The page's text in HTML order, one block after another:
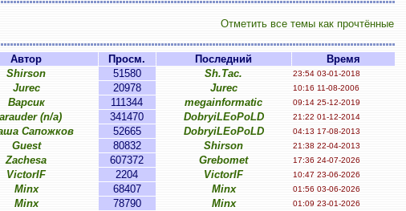
Отметить все темы как прочтённые
Автор Просм. Последний
Время
Shirson 51580 Sh.Tac. 23:54 03-01-2018
Jurec 20978 Jurec 10:16 11-08-2006
Варсик 111344 megainformatic 09:14 25-12-2019
(n/a) 341470 DobryiLEoPoLD 21:22 01-12-2014
Сапожков 52665 DobryiLEoPoLD 04:13 17-08-2013
Guest 80832 Shirson 21:38 22-04-2013
Zachesa 607372 Grebomet 17:36 24-07-2026
VictorIF 2204 VictorIF 10:47 23-06-2026
Minx 68407 Minx 01:56 03-06-2026
Minx 78790 Minx 01:09 23-01-2026